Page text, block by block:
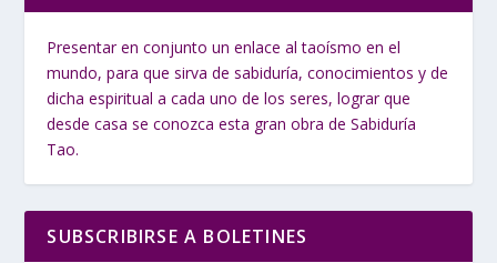
Presentar en conjunto un enlace al taoísmo en el
mundo, para que sirva de sabiduría, conocimientos y de
dicha espiritual a cada uno de los seres, lograr que
desde casa se conozca esta gran obra de Sabiduría
Tao.
SUBSCRIBIRSE A BOLETINES